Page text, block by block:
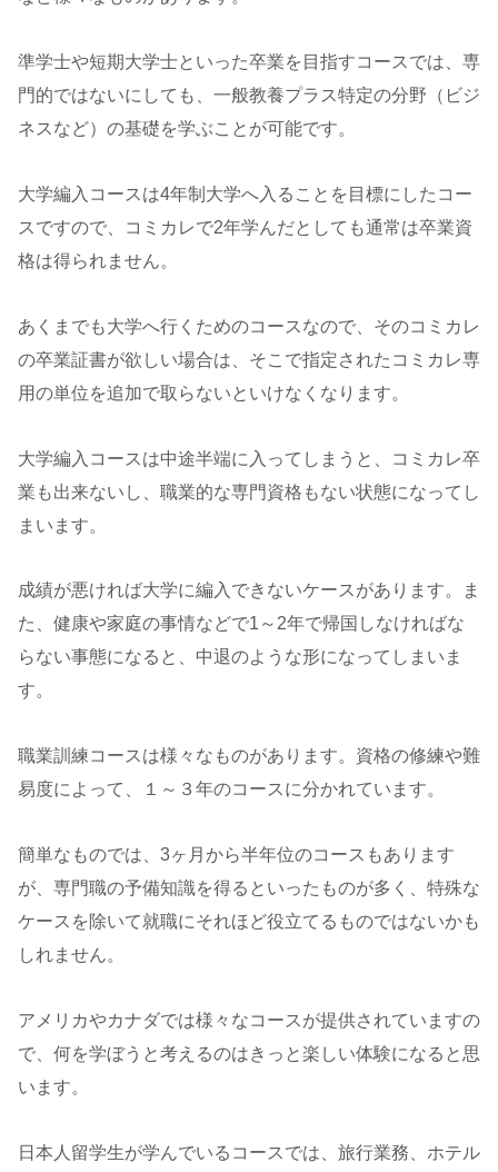
準学士や短期大学士といった卒業を目指すコースでは、専
門的ではないにしても、一般教養プラス特定の分野（ビジ
ネスなど）の基礎を学ぶことが可能です。
大学編入コースは4年制大学へ入ることを目標にしたコー
スですので、コミカレで2年学んだとしても通常は卒業資
格は得られません。
あくまでも大学へ行くためのコースなので、そのコミカレ
の卒業証書が欲しい場合は、そこで指定されたコミカレ専
用の単位を追加で取らないといけなくなります。
大学編入コースは中途半端に入ってしまうと、コミカレ卒
業も出来ないし、職業的な専門資格もない状態になってし
まいます。
成績が悪ければ大学に編入できないケースがあります。ま
た、健康や家庭の事情などで1～2年で帰国しなければな
らない事態になると、中退のような形になってしまいま
す。
職業訓練コースは様々なものがあります。資格の修練や難
易度によって、１～３年のコースに分かれています。
簡単なものでは、3ヶ月から半年位のコースもあります
が、専門職の予備知識を得るといったものが多く、特殊な
ケースを除いて就職にそれほど役立てるものではないかも
しれません。
アメリカやカナダでは様々なコースが提供されていますの
で、何を学ぼうと考えるのはきっと楽しい体験になると思
います。
日本人留学生が学んでいるコースでは、旅行業務、ホテル